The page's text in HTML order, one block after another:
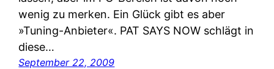
wenig zu merken. Ein Glück gibt es aber
»Tuning-Anbieter«. PAT SAYS NOW schlägt in
diese…
September 22, 2009